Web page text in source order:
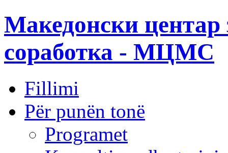
Македонски центар
соработка - МЦМС
Fillimi
Për punën tonë
Programet